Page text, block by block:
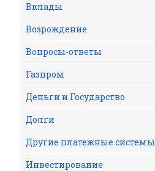
Вклады
Возрождение
Вопросы-ответы
Газпром
Деньги и Государство
Долги
Другие платежные системы
Инвестирование